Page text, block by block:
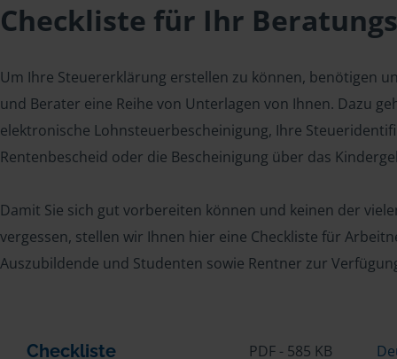
Checkliste für Ihr
Um Ihre Steuererklärung erstellen zu können, benötigen
und Berater eine Reihe von Unterlagen von Ihnen. Dazu
elektronische Lohnsteuerbescheinigung, Ihre
Rentenbescheid oder die Bescheinigung über das
Damit Sie sich gut vorbereiten können und keinen der
vergessen, stellen wir Ihnen hier eine Checkliste für
Auszubildende und Studenten sowie Rentner zur
Checkliste PDF - 585 KB